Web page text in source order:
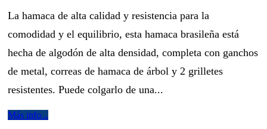
La hamaca de alta calidad y resistencia para la
comodidad y el equilibrio, esta hamaca brasileña está
hecha de algodón de alta densidad, completa con ganchos
de metal, correas de hamaca de árbol y 2 grilletes
resistentes. Puede colgarlo de una...
Más info...